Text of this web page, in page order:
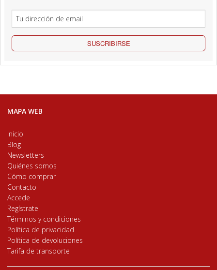
SUSCRIBIRSE
MAPA WEB
Inicio
Blog
Newsletters
Quiénes somos
Cómo comprar
Contacto
Accede
Regístrate
Términos y condiciones
Política de privacidad
Política de devoluciones
Tarifa de transporte